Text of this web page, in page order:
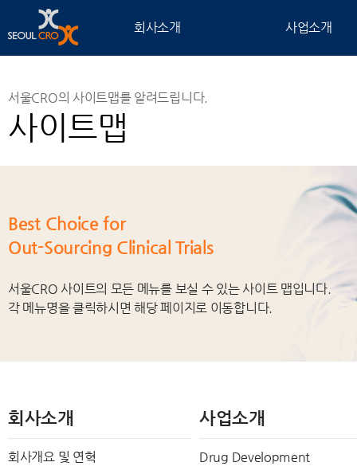
회사소개 사업소개
서울CRO의 사이트맵를 알려드립니다.
사이트맵
Best Choice for
Out-Sourcing Clinical Trials
서울CRO 사이트의 모든 메뉴를 보실 수 있는 사이트 맵입니다.
각 메뉴명을 클릭하시면 해당 페이지로 이동합니다.
회사소개
회사개요 및 연혁
사업소개
Drug Development